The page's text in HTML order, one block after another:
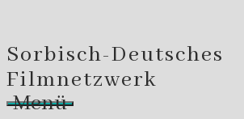
Sorbisch-Deutsches
Filmnetzwerk
Menü